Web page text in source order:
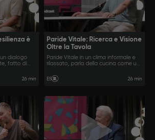
è
dialogo
fatto di
26 min
Paride Vitale: Ricerca e Visione
Oltre la Tavola
Paride Vitale in un clima informale e
rilassato, parla della cucina come un
personale, dove tecnica e creatività
si incontrano in un equilibrio dinamico.
E5 26 min